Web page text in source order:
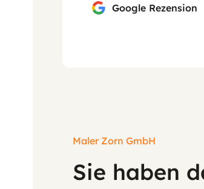
Google Rezension
Maler Zorn GmbH
Sie haben